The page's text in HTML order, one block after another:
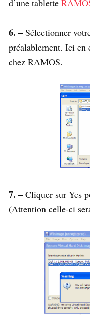
6. – Sélectionner
préalablement. Ici en
chez RAMOS.
7. – Cliquer sur Yes
(Attention celle-ci